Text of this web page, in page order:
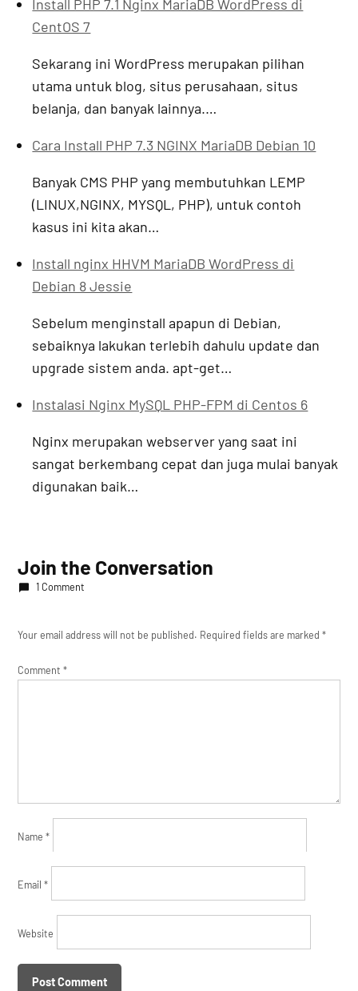
Install PHP 7.1 Nginx MariaDB WordPress di
CentOS 7
Sekarang ini WordPress merupakan pilihan
utama untuk blog, situs perusahaan, situs
belanja, dan banyak lainnya.…
Cara Install PHP 7.3 NGINX MariaDB Debian 10
Banyak CMS PHP yang membutuhkan LEMP
(LINUX,NGINX, MYSQL, PHP), untuk contoh
kasus ini kita akan…
Install nginx HHVM MariaDB WordPress di
Debian 8 Jessie
Sebelum menginstall apapun di Debian,
sebaiknya lakukan terlebih dahulu update dan
upgrade sistem anda. apt-get…
Instalasi Nginx MySQL PHP-FPM di Centos 6
Nginx merupakan webserver yang saat ini
sangat berkembang cepat dan juga mulai banyak
digunakan baik…
Join the Conversation
1 Comment
Your email address will not be published. Required fields are marked*
Comment*
Name*
Email*
Website